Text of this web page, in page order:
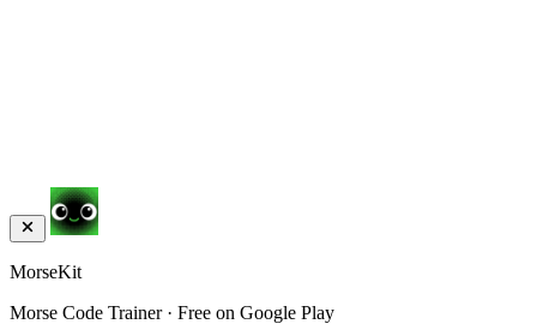
MorseKit
Morse Code Trainer · Free on Google Play